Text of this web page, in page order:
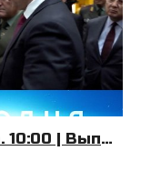
«Сегодня»: 4 июня 2026 года. 10:00 | Выпуск новостей | Новости НТВ